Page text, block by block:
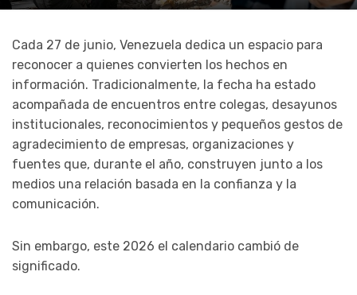
Cada 27 de junio, Venezuela dedica un espacio para
reconocer a quienes convierten los hechos en
información. Tradicionalmente, la fecha ha estado
acompañada de encuentros entre colegas, desayunos
institucionales, reconocimientos y pequeños gestos de
agradecimiento de empresas, organizaciones y
fuentes que, durante el año, construyen junto a los
medios una relación basada en la confianza y la
comunicación.
Sin embargo, este 2026 el calendario cambió de
significado.